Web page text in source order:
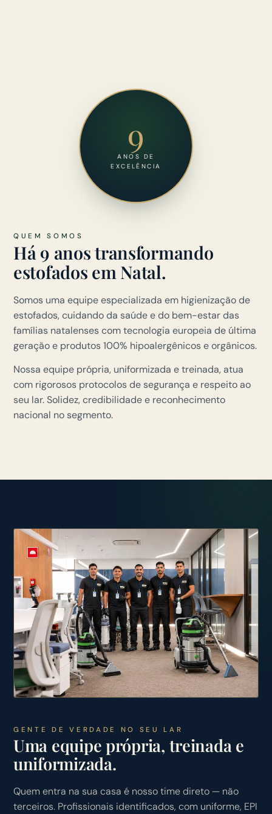
9
ANOS DE
EXCELÊNCIA
QUEM SOMOS
Há 9 anos transformando
estofados em Natal.
Somos uma equipe especializada em higienização de
estofados, cuidando da saúde e do bem-estar das
famílias natalenses com tecnologia europeia de última
geração e produtos 100% hipoalergênicos e orgânicos.
Nossa equipe própria, uniformizada e treinada, atua
com rigorosos protocolos de segurança e respeito ao
seu lar. Solidez, credibilidade e reconhecimento
nacional no segmento.
GENTE DE VERDADE NO SEU LAR
Uma equipe própria, treinada e
uniformizada.
Quem entra na sua casa é nosso time direto — não
terceiros. Profissionais identificados, com uniforme, EPI